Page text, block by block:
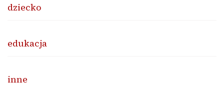
dziecko
edukacja
inne